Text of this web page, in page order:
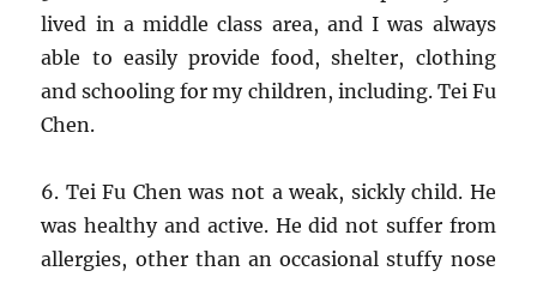
lived in a middle class area, and I was always
able to easily provide food, shelter, clothing
and schooling for my children, including. Tei Fu
Chen.
6. Tei Fu Chen was not a weak, sickly child. He
was healthy and active. He did not suffer from
allergies, other than an occasional stuffy nose